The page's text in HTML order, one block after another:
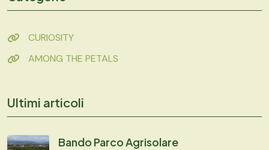
CURIOSITY
AMONG THE PETALS
Ultimi articoli
Bando Parco Agrisolare